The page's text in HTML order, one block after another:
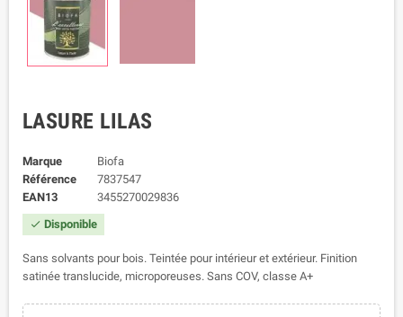
LASURE LILAS
Marque
Biofa
Référence
7837547
EAN13
3455270029836
 Disponible
Sans solvants pour bois. Teintée pour intérieur et extérieur. Finition
satinée translucide, microporeuses. Sans COV, classe A+